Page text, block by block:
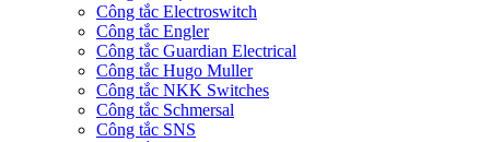
Công tắc Electroswitch
Công tắc Engler
Công tắc Guardian Electrical
Công tắc Hugo Muller
Công tắc NKK Switches
Công tắc Schmersal
Công tắc SNS